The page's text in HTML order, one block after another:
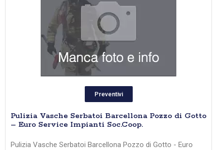
Preventivi
Pulizia Vasche Serbatoi Barcellona Pozzo di Gotto
– Euro Service Impianti Soc.Coop.
Pulizia Vasche Serbatoi Barcellona Pozzo di Gotto - Euro